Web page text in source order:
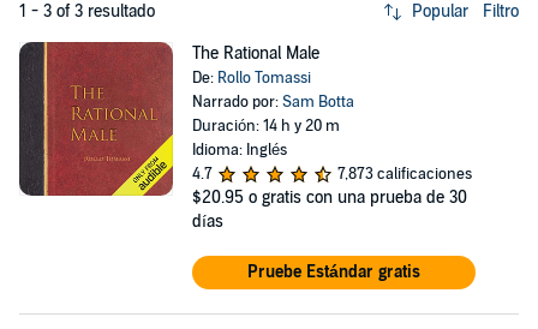
1 - 3 of 3 resultado Popular Filtro
The Rational Male
De: Rollo Tomassi
Narrado por:Sam Botta
Duración: 14 h y 20 m
Idioma: Inglés
4.7
7,873 calificaciones
$20.95 o gratis con una prueba de 30
días
Pruebe Estándar gratis